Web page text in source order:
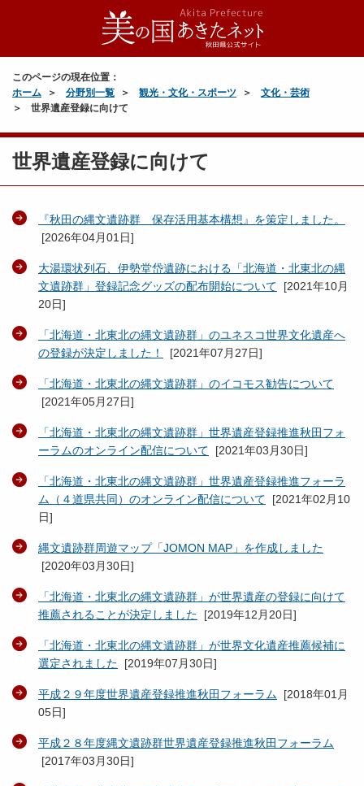
このページの現在位置：
ホーム
分野別一覧 観光・文化・スポーツ
文化・芸術
世界遺産登録に向けて
世界遺産登録に向けて
『秋田の縄文遺跡群 保存活用基本構想』を策定しました。
[2026年04月01日]
大湯環状列石、伊勢堂岱遺跡における「北海道・北東北の縄
文遺跡群」登録記念グッズの配布開始について [2021年10月
20日]
「北海道・北東北の縄文遺跡群」のユネスコ世界文化遺産へ
の登録が決定しました！
[2021年07月27日]
「北海道・北東北の縄文遺跡群」のイコモス勧告について
[2021年05月27日]
「北海道・北東北の縄文遺跡群」世界遺産登録推進秋田フォ
ーラムのオンライン配信について [2021年03月30日]
「北海道・北東北の縄文遺跡群」世界遺産登録推進フォーラ
ム（４道県共同）のオンライン配信について [2021年02月10
日]
縄文遺跡群周遊マップ「JOMON MAP」を作成しました
[2020年03月30日]
「北海道・北東北の縄文遺跡群」が世界遺産の登録に向けて
推薦されることが決定しました [2019年12月20日]
「北海道・北東北の縄文遺跡群」が世界文化遺産推薦候補に
選定されました [2019年07月30日]
平成２９年度世界遺産登録推進秋田フォーラム [2018年01月
05日]
平成２８年度縄文遺跡群世界遺産登録推進秋田フォーラム
[2017年03月30日]